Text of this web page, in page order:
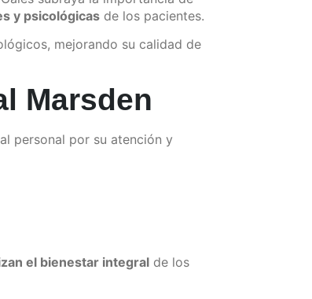
y psicológicas de los pacientes.
mejorando su calidad de
Marsden
personal por su atención y
el bienestar integral de los